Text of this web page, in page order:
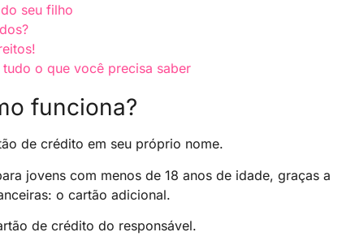
seu filho
o que você precisa saber
funciona?
de crédito em seu próprio nome.
jovens com menos de 18 anos de idade, graças a
o cartão adicional.
de crédito do responsável.